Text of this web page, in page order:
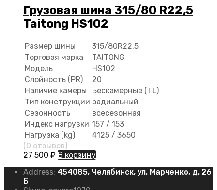
Грузовая шина 315/80 R22,5
Taitong HS102
Размер шины
315/80R22.5
Торговая марка
TAITONG
Модель
HS102
Слойность (PR)
20
Наличие камеры
Бескамерные (TL)
Тип конструкции радиальный
Сезонность
всесезонная
Индекс нагрузки 157 / 153
Нагрузка (kg)
4125 / 3650
(0 отзывов)
27 500 ₽ В корзину
Address: 454085, Челябинск, ул. Марченко, д. 26
Б